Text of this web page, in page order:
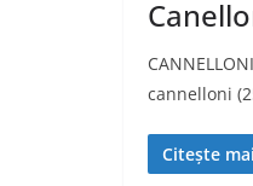
cannelloni
Citește